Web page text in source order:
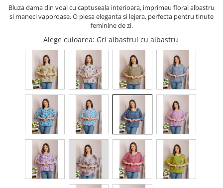
Bluza dama din voal cu captuseala interioara, imprimeu floral albastru
si maneci vaporoase. O piesa eleganta si lejera, perfecta pentru tinute
feminine de zi.
Alege culoarea: Gri albastrui cu albastru